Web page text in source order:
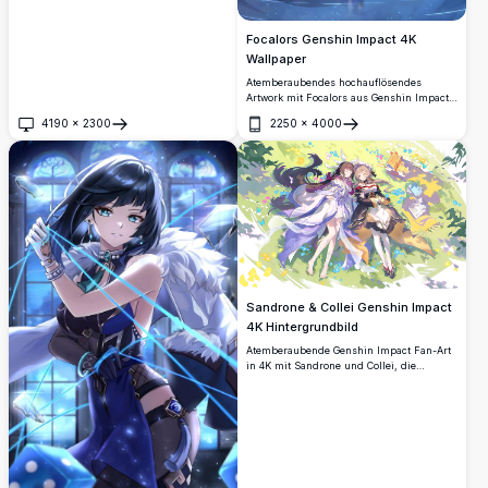
4190 × 2300
Öffnen
Focalors Genshin Impact 4K
Wallpaper
Atemberaubendes hochauflösendes
Artwork mit Focalors aus Genshin Impact
in einer ätherischen Unterwasserszene.
Die elegante Figur wird mit fließendem
silbernem Haar und anmutigen
Gewändern dargestellt, umgeben von
mystischen Blasen und Wassereffekten in
wunderschönen Blautönen.
2250 × 4000
Öffnen
Sandrone & Collei Genshin Impact
4K Hintergrundbild
Atemberaubende Genshin Impact Fan-Art
in 4K mit Sandrone und Collei, die